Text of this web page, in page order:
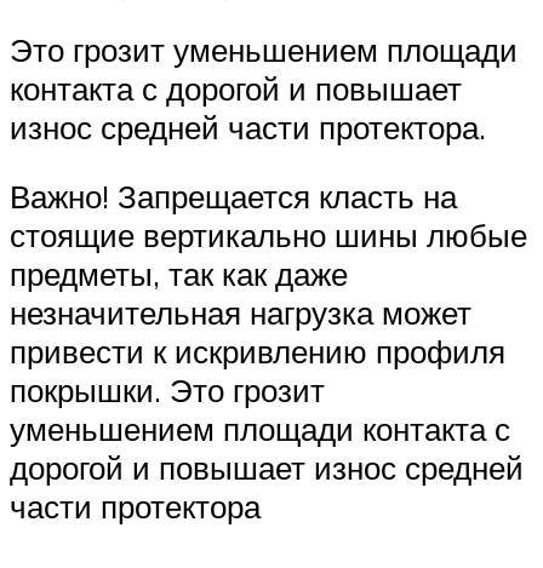
Это грозит уменьшением площади
контакта с дорогой и повышает
износ средней части протектора.
Важно! Запрещается класть на
стоящие вертикально шины любые
предметы, так как даже
незначительная нагрузка может
привести к искривлению профиля
покрышки. Это грозит
уменьшением площади контакта с
дорогой и повышает износ средней
части протектора